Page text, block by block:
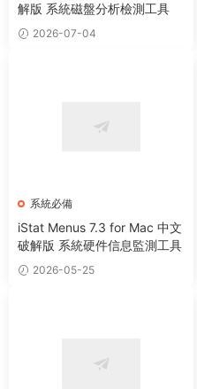
解版 系統磁盤分析檢測工具
2026-07-04
系統必備
iStat Menus 7.3 for Mac 中文
破解版 系統硬件信息監測工具
2026-05-25